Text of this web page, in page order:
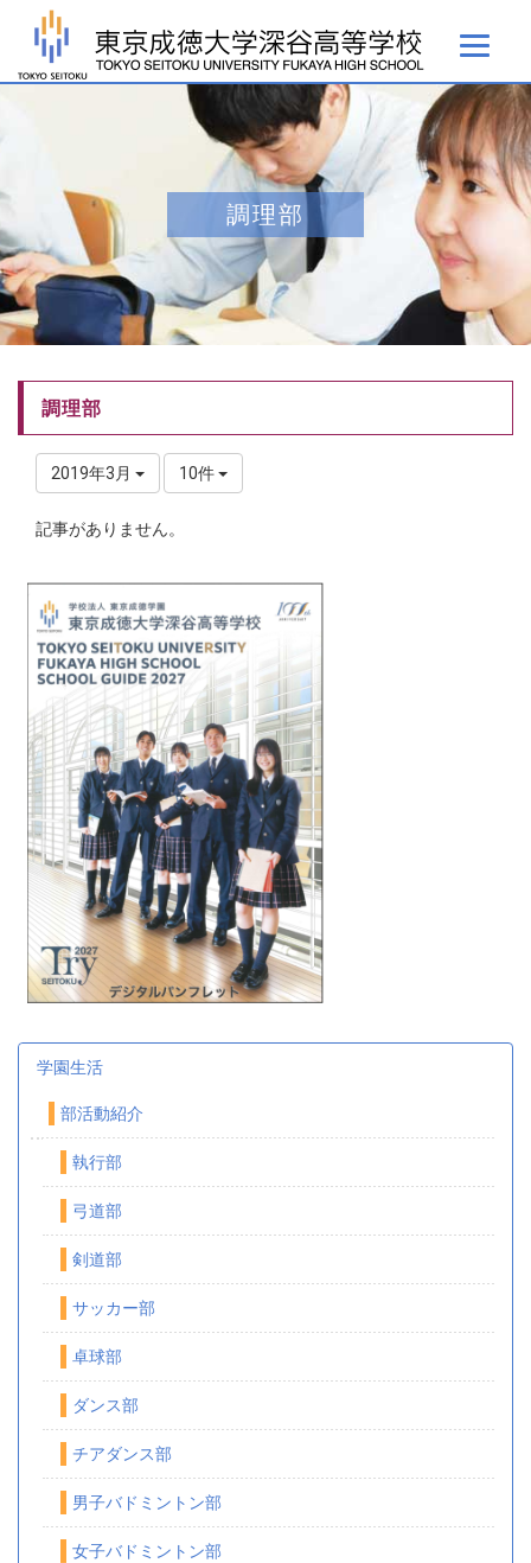
調理部
調理部
2019年3月 10件
記事がありません。
学園生活
部活動紹介
執行部
弓道部
剣道部
サッカー部
卓球部
ダンス部
チアダンス部
男子バドミントン部
女子バドミントン部